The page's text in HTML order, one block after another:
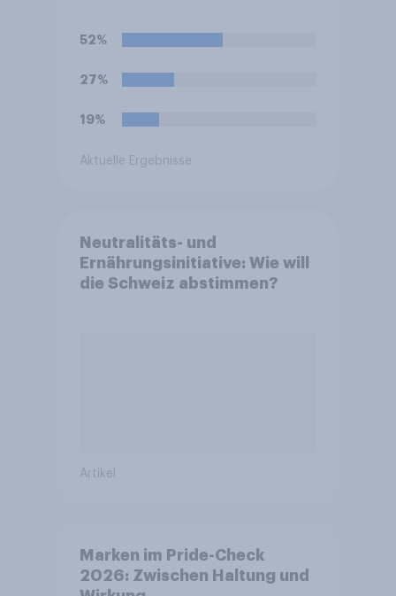
52%
27%
19%
Aktuelle Ergebnisse
Neutralitäts- und
Ernährungsinitiative: Wie will
die Schweiz abstimmen?
Artikel
Marken im Pride-Check
2026: Zwischen Haltung und